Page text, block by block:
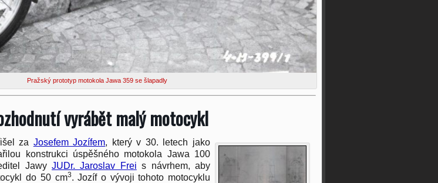
Pražský prototyp motokola Jawa 359 se šlapadly
vyrábět malý motocykl
za Josefem Jozífem, který v 30. letech jako
konstrukci úspěšného motokola Jawa 100
Jawy JUDr. Jaroslav Frei s návrhem, aby
do 50 cm3. Jozíf o vývoji tohoto motocyklu